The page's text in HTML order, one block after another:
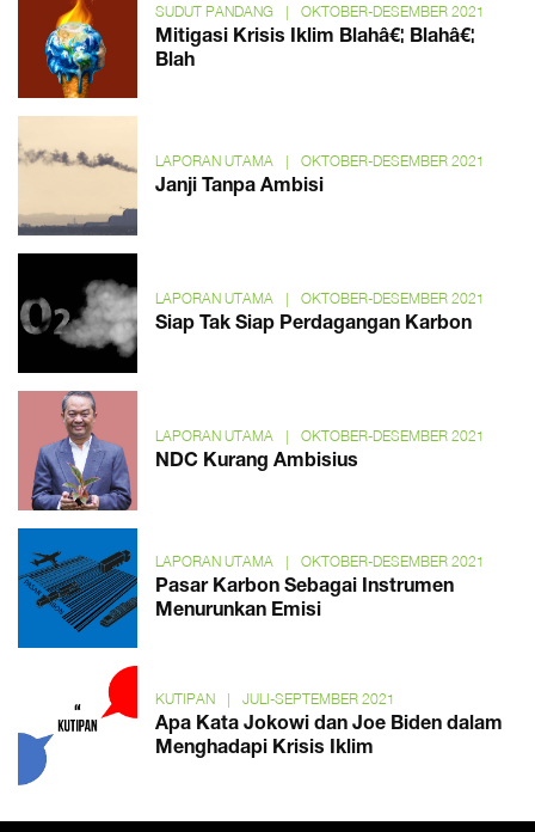
SUDUT PANDANG | OKTOBER-DESEMBER 2021
Mitigasi Krisis Iklim Blahâ€¦ Blahâ€¦
Blah
LAPORAN UTAMA | OKTOBER-DESEMBER 2021
Janji Tanpa Ambisi
LAPORAN UTAMA | OKTOBER-DESEMBER 2021
Siap Tak Siap Perdagangan Karbon
LAPORAN UTAMA | OKTOBER-DESEMBER 2021
NDC Kurang Ambisius
LAPORAN UTAMA | OKTOBER-DESEMBER 2021
Pasar Karbon Sebagai Instrumen
Menurunkan Emisi
KUTIPAN | JULI-SEPTEMBER 2021
Apa Kata Jokowi dan Joe Biden dalam
Menghadapi Krisis Iklim